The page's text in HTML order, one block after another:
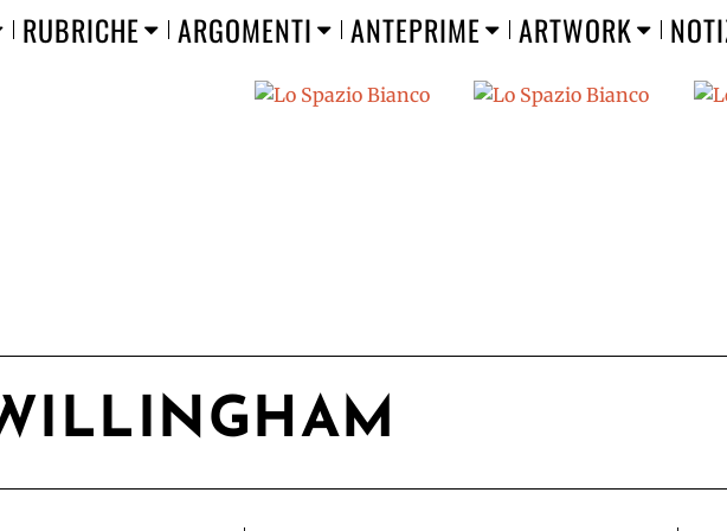
RUBRICHE ARGOMENTI ANTEPRIME ARTWORK